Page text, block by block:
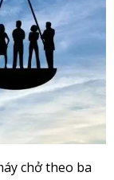
chở theo ba